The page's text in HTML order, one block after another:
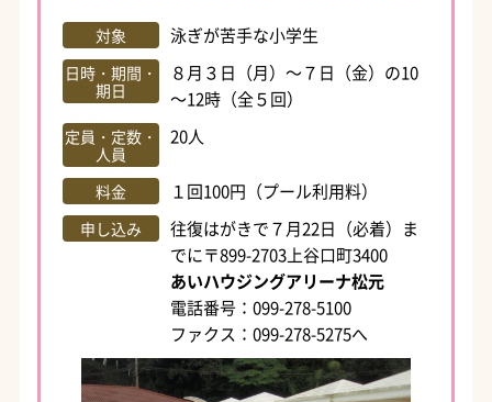
対象 泳ぎが苦手な小学生
日時・期間・
期日
８月３日（月）～７日（金）の10
～12時（全５回）
定員・定数・
人員
20人
料金 １回100円（プール利用料）
申し込み
往復はがきで７月22日（必着）ま
でに〒899-2703上谷口町3400
あいハウジングアリーナ松元
電話番号：099-278-5100
ファクス：099-278-5275へ